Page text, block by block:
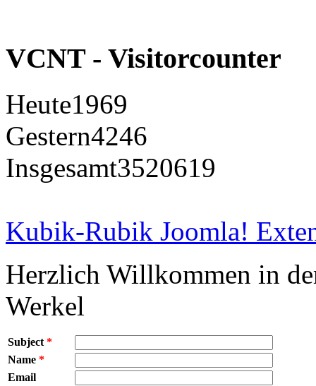
VCNT - Visitorcounter
Heute1969
Gestern4246
Insgesamt3520619
Kubik-Rubik Joomla!
Herzlich Willkommen in
Werkel
Subject *
Name *
Email